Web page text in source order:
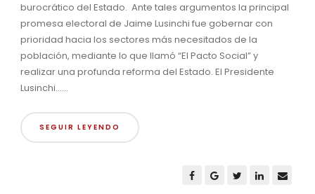
burocrático del Estado. Ante tales argumentos la principal
promesa electoral de Jaime Lusinchi fue gobernar con
prioridad hacia los sectores más necesitados de la
población, mediante lo que llamó “El Pacto Social” y
realizar una profunda reforma del Estado. El Presidente
Lusinchi......
SEGUIR LEYENDO